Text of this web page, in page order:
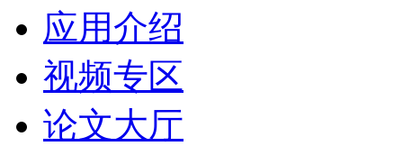
应用介绍
视频专区
论文大厅